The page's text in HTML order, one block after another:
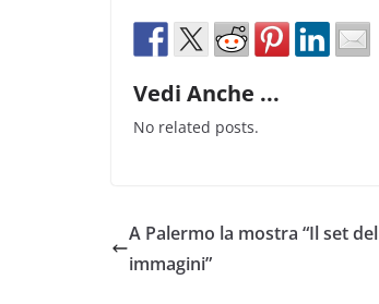
Vedi Anche ...
No related posts.
A Palermo la mostra “Il set
immagini”